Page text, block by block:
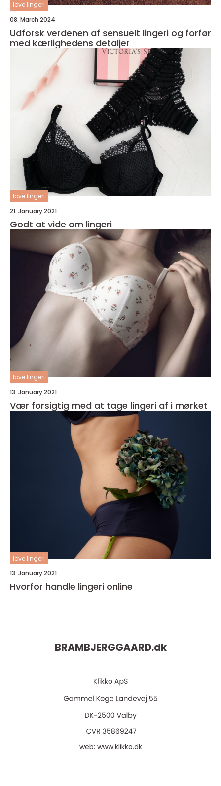
love lingeri
08. March 2024
Udforsk verdenen af sensuelt lingeri og forfør
med kærlighedens detaljer
love lingeri
21. January 2021
Godt at vide om lingeri
love lingeri
13. January 2021
Vær forsigtig med at tage lingeri af i mørket
love lingeri
13. January 2021
Hvorfor handle lingeri online
BRAMBJERGGAARD.dk
web: www.klikko.dk